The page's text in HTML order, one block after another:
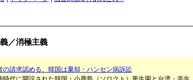
／消極主義
の請求認める、韓国は棄却・ハンセン病訴訟